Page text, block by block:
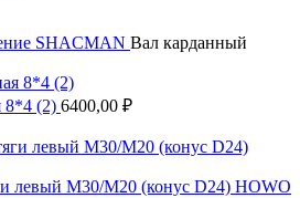
SHACMAN Вал карданный
8*4 (2) 6400,00 ₽
левый М30/М20 (конус D24) HOWO